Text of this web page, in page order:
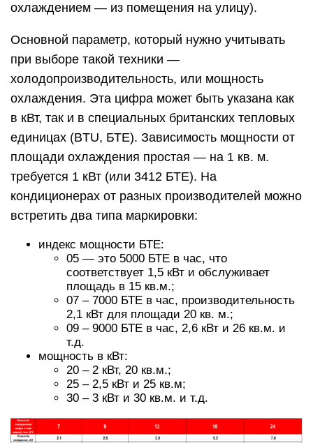
охлаждением — из помещения на улицу).
Основной параметр, который нужно учитывать
при выборе такой техники —
холодопроизводительность, или мощность
охлаждения. Эта цифра может быть указана как
в кВт, так и в специальных британских тепловых
единицах (BTU, БТЕ). Зависимость мощности от
площади охлаждения простая — на 1 кв. м.
требуется 1 кВт (или 3412 БТЕ). На
кондиционерах от разных производителей можно
встретить два типа маркировки:
индекс мощности БТЕ:
05 — это 5000 БТЕ в час, что
соответствует 1,5 кВт и обслуживает
площадь в 15 кв.м.;
07 – 7000 БТЕ в час, производительность
2,1 кВт для площади 20 кв. м.;
09 – 9000 БТЕ в час, 2,6 кВт и 26 кв.м. и
т.д.
мощность в кВт:
20 – 2 кВт, 20 кв.м.;
25 – 2,5 кВт и 25 кв.м;
30 – 3 кВт и 30 кв.м. и т.д.